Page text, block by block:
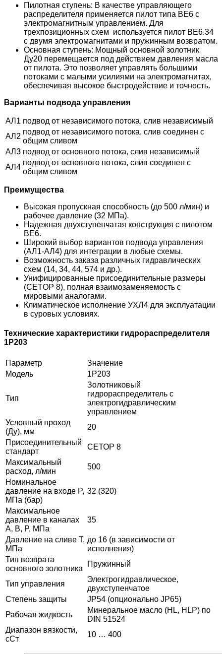
Пилотная ступень: В качестве управляющего
распределителя применяется пилот типа ВЕ6 с
электромагнитным управлением. Для
трехпозиционных схем используется пилот ВЕ6.34
с двумя электромагнитами и пружинным возвратом.
Основная ступень: Мощный основной золотник
Ду20 перемещается под действием давления масла
от пилота. Это позволяет управлять большими
потоками с малыми усилиями на электромагнитах,
обеспечивая высокое быстродействие и точность.
Варианты подвода управления
АЛ1 подвод от независимого потока, слив независимый
АЛ2
подвод от независимого потока, слив соединен с
общим сливом
АЛ3 подвод от основного потока, слив независимый
АЛ4
подвод от основного потока, слив соединен с
общим сливом
Преимущества
Высокая пропускная способность (до 500 л/мин) и
рабочее давление (32 МПа).
Надежная двухступенчатая конструкция с пилотом
ВЕ6.
Широкий выбор вариантов подвода управления
(АЛ1-АЛ4) для интеграции в любые схемы.
Возможность заказа различных гидравлических
схем (14, 34, 44, 574 и др.).
Унифицированные присоединительные размеры
(CETOP 8), полная взаимозаменяемость с
мировыми аналогами.
Климатическое исполнение УХЛ4 для эксплуатации
в суровых условиях.
Технические характеристики гидрораспределителя
1Р203
Параметр
Значение
Модель
1Р203
Тип
Золотниковый
гидрораспределитель с
электрогидравлическим
управлением
Условный проход
(Ду), мм
20
Присоединительный
стандарт
СЕТОР 8
Максимальный
расход, л/мин
500
Номинальное
давление на входе P,
МПа (бар)
32 (320)
Максимальное
давление в каналах
A, B, P, МПа
35
Давление на сливе T,
МПа
до 16 (в зависимости от
исполнения)
Тип возврата
основного золотника
Пружинный
Тип управления
Электрогидравлическое,
двухступенчатое
Степень защиты
JP54 (опционально JP65)
Рабочая жидкость
Минеральное масло (HL, HLP) по
DIN 51524
Диапазон вязкости,
сСт
10 … 400